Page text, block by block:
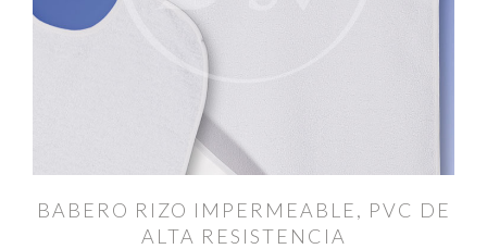
BABERO RIZO IMPERMEABLE, PVC DE
ALTA RESISTENCIA